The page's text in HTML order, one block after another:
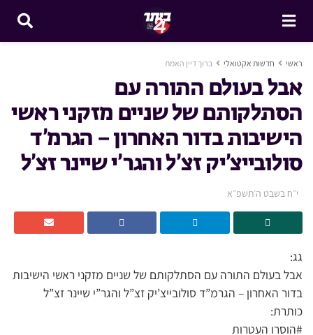
ראשי חדשות אקטואלי ברוך דיין האמת
אבל בעולם התורה עם
הסתלקותם של שניים מזקני ראשי
הישיבות בדור האחרון – הגרמ’ד
סולובייצ’יק זצ’ל והגר’י שיינר זצ’ל
י״ח בשבט ה׳תשפ״א
גג:
אבל בעולם התורה עם הסתלקותם של שניים מזקני ראשי הישיבות
בדור האחרון – הגרמ”ד סולובייצ’יק זצ”ל והגר”י שיינר זצ”ל
כותרת:
#הוסרו העטרות